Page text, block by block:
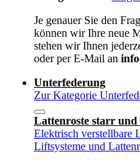
Je genauer Sie den
können wir Ihre neue
stehen wir Ihnen
oder per E-Mail an
Unterfederung
Zur Kategorie
Lattenroste starr
Elektrisch verstellbare
Liftsysteme und